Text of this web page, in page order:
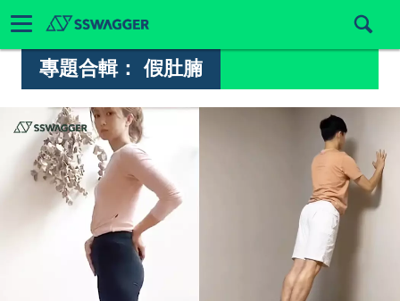
專題合輯： 假肚腩